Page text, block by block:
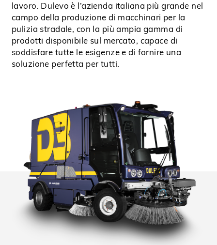
lavoro. Dulevo è l’azienda italiana più grande nel
campo della produzione di macchinari per la
pulizia stradale, con la più ampia gamma di
prodotti disponibile sul mercato, capace di
soddisfare tutte le esigenze e di fornire una
soluzione perfetta per tutti.